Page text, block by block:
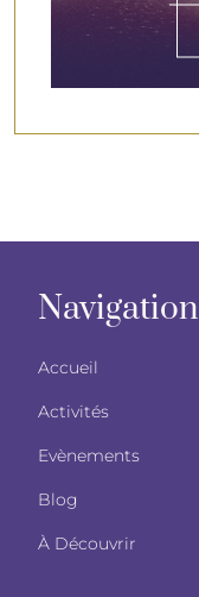
Navigation
Accueil
Activités
Evènements
Blog
À Découvrir